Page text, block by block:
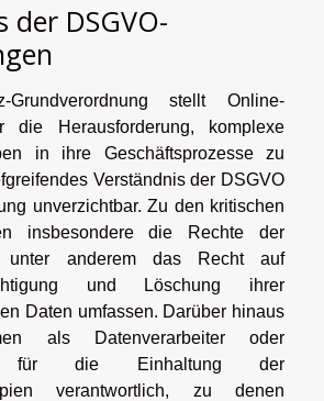
der DSGVO-
Grundverordnung stellt Online-
die Herausforderung, komplexe
in ihre Geschäftsprozesse zu
Verständnis der DSGVO
unverzichtbar. Zu den kritischen
insbesondere die Rechte der
unter anderem das Recht auf
und Löschung ihrer
Daten umfassen. Darüber hinaus
als Datenverarbeiter oder
für die Einhaltung der
verantwortlich, zu denen